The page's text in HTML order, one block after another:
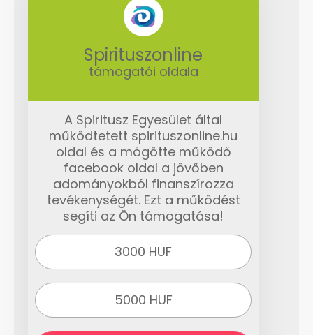
Spirituszonline
támogatói oldala
A Spiritusz Egyesület által
működtetett spirituszonline.hu
oldal és a mögötte működő
facebook oldal a jövőben
adományokból finanszírozza
tevékenységét. Ezt a működést
segíti az Ön támogatása!
3000 HUF
5000 HUF